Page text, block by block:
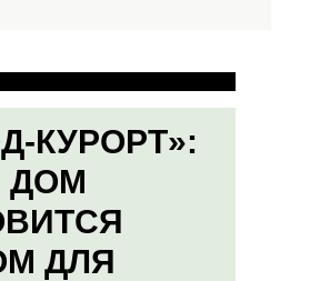
КУРОРТ»:
ДОМ
ДЛЯ